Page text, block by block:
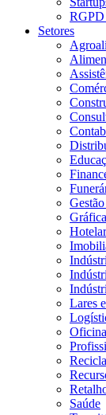
RGPD
Setores
Lares
Saúde